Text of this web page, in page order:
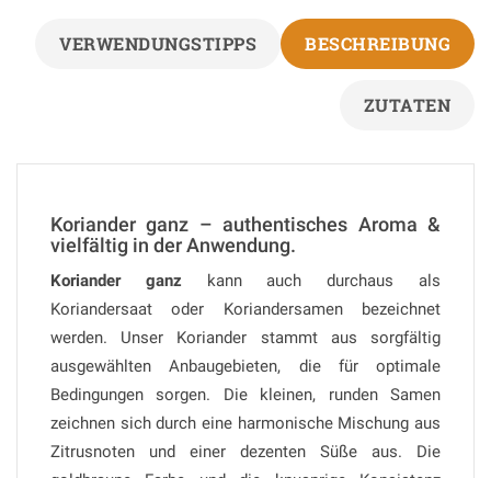
BESCHREIBUNG
VERWENDUNGSTIPPS
ZUTATEN
Koriander ganz – authentisches Aroma &
vielfältig in der Anwendung.
Koriander ganzkann auch durchaus als
Koriandersaat oder Koriandersamen bezeichnet
werden. Unser Koriander stammt aus sorgfältig
ausgewählten Anbaugebieten, die für optimale
Bedingungen sorgen. Die kleinen, runden Samen
zeichnen sich durch eine harmonische Mischung aus
Zitrusnoten und einer dezenten Süße aus. Die